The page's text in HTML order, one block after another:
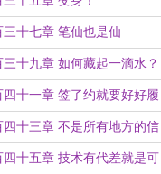
三十七章 笔仙也是仙
三十九章 如何藏起一滴水？
四十一章 签了约就要好好履
四十三章 不是所有地方的信
在一起开会
四十五章 技术有代差就是可